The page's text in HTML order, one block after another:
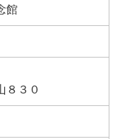
館
８３０